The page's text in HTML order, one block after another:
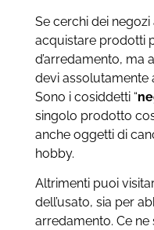
Se cerchi dei
acquistare prodotti
d’arredamento, ma
devi assolutamente
Sono i cosiddetti “
singolo prodotto
anche oggetti di
hobby.
Altrimenti puoi
dell’usato, sia per
arredamento. Ce